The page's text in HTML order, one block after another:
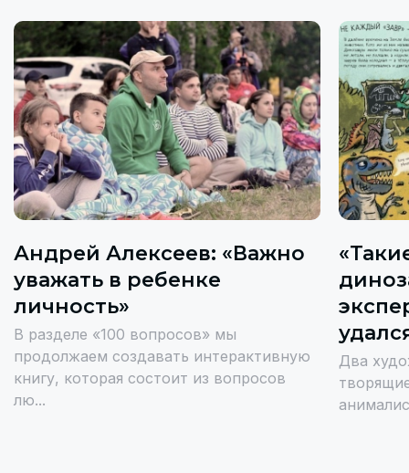
Андрей Алексеев: «Важно
уважать в ребенке
личность»
В разделе «100 вопросов» мы
продолжаем создавать интерактивную
книгу, которая состоит из вопросов
лю...
Два